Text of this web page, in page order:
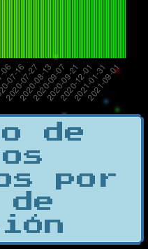
de
por